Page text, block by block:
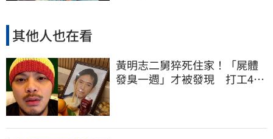
其他人也在看
黃明志二舅猝死住家！「屍體
發臭一週」才被發現 打工40